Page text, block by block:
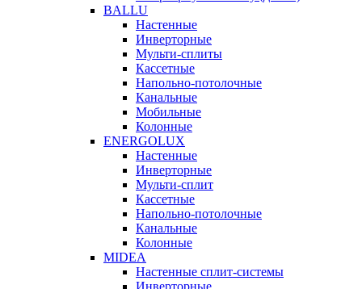
BALLU
Настенные
Инверторные
Мульти-сплиты
Кассетные
Напольно-потолочные
Канальные
Мобильные
Колонные
ENERGOLUX
Настенные
Инверторные
Мульти-сплит
Кассетные
Напольно-потолочные
Канальные
Колонные
MIDEA
Настенные сплит-системы
Инверторные